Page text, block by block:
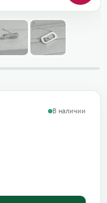
В наличии